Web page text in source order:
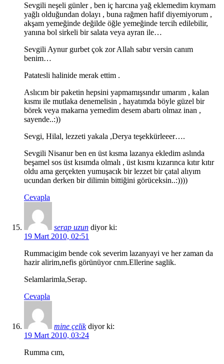
Sevgili neşeli günler , ben iç harcına yağ eklemedim kıymam
yağlı olduğundan dolayı , buna rağmen hafif diyemiyorum ,
akşam yemeğinde değilde öğle yemeğinde tercih edilebilir,
yanına bol sirkeli bir salata veya ayran ile…
Sevgili Aynur gurbet çok zor Allah sabır versin canım
benim…
Patatesli halinide merak ettim .
Aslıcım bir paketin hepsini yapmamışsındır umarım , kalan
kısmı ile mutlaka denemelisin , hayatımda böyle güzel bir
börek veya makarna yemedim desem abartı olmaz inan ,
sayende..:))
Sevgi, Hilal, lezzeti yakala ,Derya teşekkürleeer….
Sevgili Nisanur ben en üst kısma lazanya ekledim aslında
beşamel sos üst kısımda olmalı , üst kısmı kızarınca kıtır kıtır
oldu ama gerçekten yumuşacık bir lezzet bir çatal alıyım
ucundan derken bir dilimin bittiğini görüceksin..:))))
Cevapla
serap uzun diyor ki:
19 Mart 2010, 02:51
Rummacigim bende cok severim lazanyayi ve her zaman da
hazir alirim,nefis görünüyor cnm.Ellerine saglik.
Selamlarimla,Serap.
Cevapla
mine çelik diyor ki:
19 Mart 2010, 03:24
Rumma cım,